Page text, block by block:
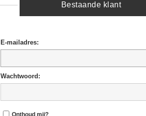
Bestaande klant
E-mailadres:
Wachtwoord:
Onthoud mij?